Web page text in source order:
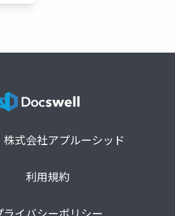
株式会社アプルーシッド
利用規約